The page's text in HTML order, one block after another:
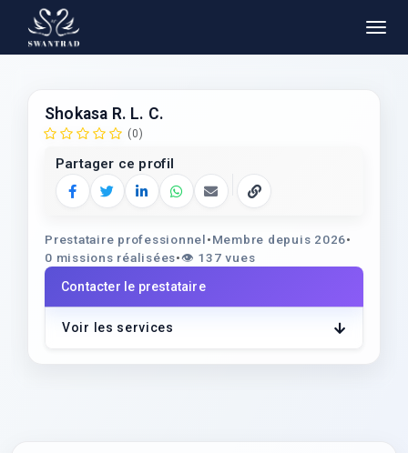
Shokasa R. L. C.
(0)
Partager ce profil
Facebook
TwitterLinkedInWhatsApp
E‑mailCopier le lien
Prestataire professionnel•Membre depuis 2026•
0 missions réalisées•👁️ 137 vues
Contacter le prestataire
Voir les services